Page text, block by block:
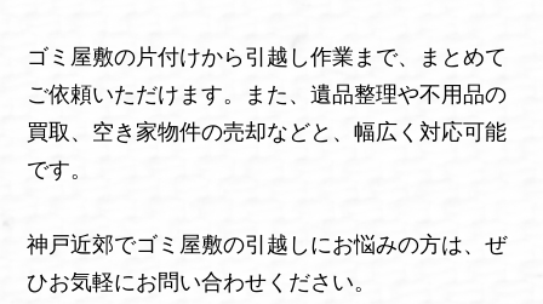
ゴミ屋敷の片付けから引越し作業まで、まとめて
ご依頼いただけます。また、遺品整理や不用品の
買取、空き家物件の売却などと、幅広く対応可能
です。
神戸近郊でゴミ屋敷の引越しにお悩みの方は、ぜ
ひお気軽にお問い合わせください。